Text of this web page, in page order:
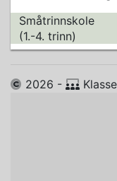
Småtrinnskole
(1.-4. trinn)
2026 -